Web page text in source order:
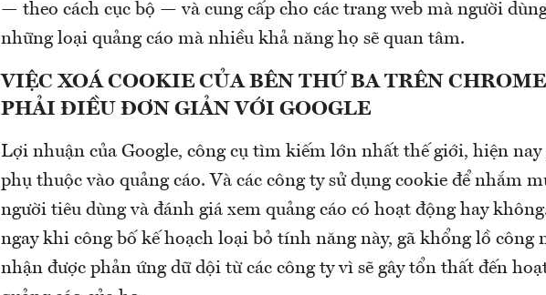
— theo cách cục bộ — và cung cấp cho các trang web mà người
những loại quảng cáo mà nhiều khả năng họ sẽ quan tâm.
VIỆC XOÁ COOKIE CỦA BÊN THỨ BA TRÊN
PHẢI ĐIỀU ĐƠN GIẢN VỚI GOOGLE
Lợi nhuận của Google, công cụ tìm kiếm lớn nhất thế giới, hiện
phụ thuộc vào quảng cáo. Và các công ty sử dụng cookie để nhắm
người tiêu dùng và đánh giá xem quảng cáo có hoạt động hay
ngay khi công bố kế hoạch loại bỏ tính năng này, gã khổng lồ công
nhận được phản ứng dữ dội từ các công ty vì sẽ gây tổn thất đến